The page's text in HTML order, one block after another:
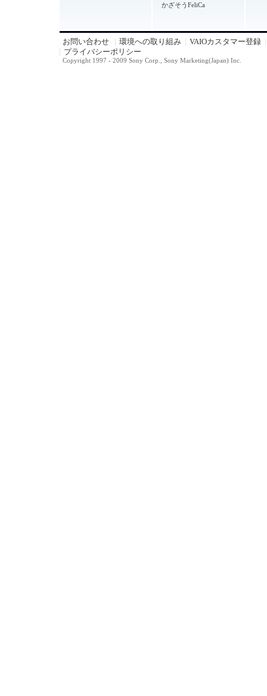
かざそうFeliCa
お問い合わせ 環境への取り組み
VAIOカスタマー登録
プライバシーポリシー
Copyright 1997 - 2009 Sony Corp., Sony Marketing(Japan) Inc.